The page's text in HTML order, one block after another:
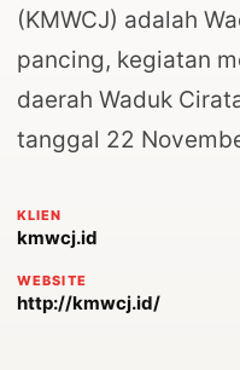
(KMWCJ) adalah
pancing, kegiatan
daerah Waduk
tanggal 22
KLIEN
kmwcj.id
WEBSITE
http://kmwcj.id/